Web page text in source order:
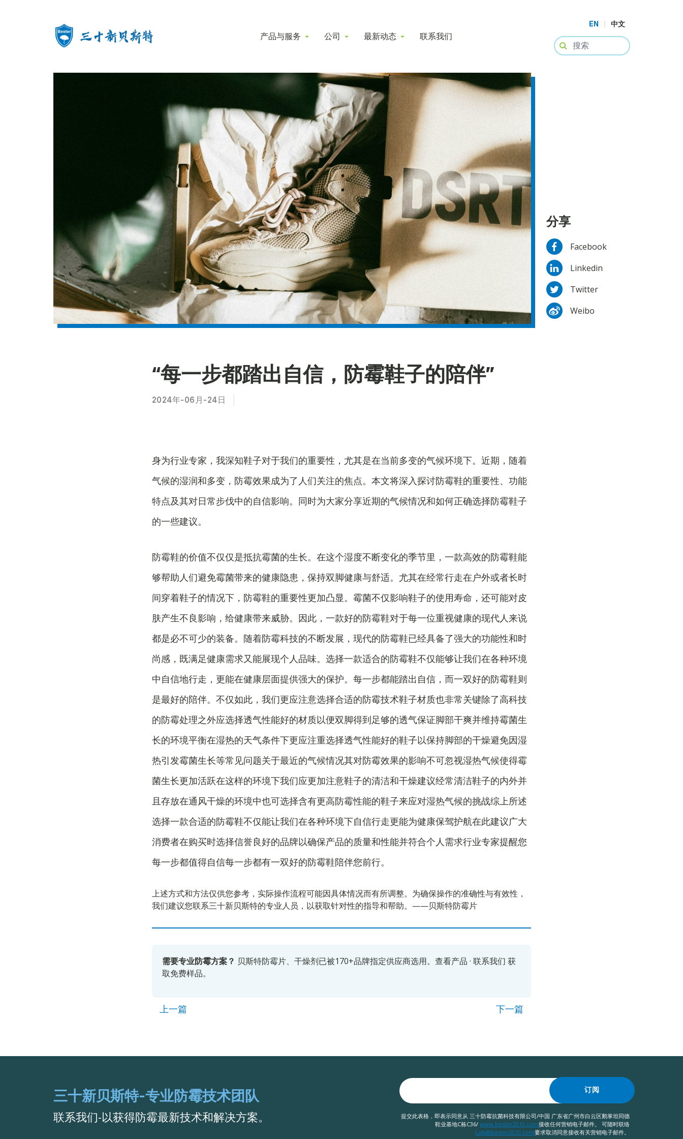
产品与服务 公司 最新动态 联系我们
EN 中文
分享
Facebook
Linkedin
Twitter
Weibo
“每一步都踏出自信，防霉鞋子的陪伴”
2024年-06月-24日
身为行业专家，我深知鞋子对于我们的重要性，尤其是在当前多变的气候环境下。近期，随着
气候的湿润和多变，防霉效果成为了人们关注的焦点。本文将深入探讨防霉鞋的重要性、功能
特点及其对日常步伐中的自信影响。同时为大家分享近期的气候情况和如何正确选择防霉鞋子
的一些建议。
防霉鞋的价值不仅仅是抵抗霉菌的生长。在这个湿度不断变化的季节里，一款高效的防霉鞋能
够帮助人们避免霉菌带来的健康隐患，保持双脚健康与舒适。尤其在经常行走在户外或者长时
间穿着鞋子的情况下，防霉鞋的重要性更加凸显。霉菌不仅影响鞋子的使用寿命，还可能对皮
肤产生不良影响，给健康带来威胁。因此，一款好的防霉鞋对于每一位重视健康的现代人来说
都是必不可少的装备。随着防霉科技的不断发展，现代的防霉鞋已经具备了强大的功能性和时
尚感，既满足健康需求又能展现个人品味。选择一款适合的防霉鞋不仅能够让我们在各种环境
中自信地行走，更能在健康层面提供强大的保护。每一步都能踏出自信，而一双好的防霉鞋则
是最好的陪伴。不仅如此，我们更应注意选择合适的防霉技术鞋子材质也非常关键除了高科技
的防霉处理之外应选择透气性能好的材质以便双脚得到足够的透气保证脚部干爽并维持霉菌生
长的环境平衡在湿热的天气条件下更应注重选择透气性能好的鞋子以保持脚部的干燥避免因湿
热引发霉菌生长等常见问题关于最近的气候情况其对防霉效果的影响不可忽视湿热气候使得霉
菌生长更加活跃在这样的环境下我们应更加注意鞋子的清洁和干燥建议经常清洁鞋子的内外并
且存放在通风干燥的环境中也可选择含有更高防霉性能的鞋子来应对湿热气候的挑战综上所述
选择一款合适的防霉鞋不仅能让我们在各种环境下自信行走更能为健康保驾护航在此建议广大
消费者在购买时选择信誉良好的品牌以确保产品的质量和性能并符合个人需求行业专家提醒您
每一步都值得自信每一步都有一双好的防霉鞋陪伴您前行。
上述方式和方法仅供您参考，实际操作流程可能因具体情况而有所调整。为确保操作的准确性与有效性，
我们建议您联系三十新贝斯特的专业人员，以获取针对性的指导和帮助。——贝斯特防霉片
需要专业防霉方案？ 贝斯特防霉片、干燥剂已被170+品牌指定供应商选用。 查看产品 · 联系我们 获
取免费样品。
上一篇 下一篇
三十新贝斯特-专业防霉技术团队
联系我们-以获得防霉最新技术和解决方案。
订阅
提交此表格，即表示同意从 三十防霉抗菌科技有限公司/中国 广东省广州市白云区鹅掌坦同德
鞋业基地C栋C36/www.bester2010.com接收任何营销电子邮件。 可随时联络
Lqb@bester2010.com要求取消同意接收有关营销电子邮件。